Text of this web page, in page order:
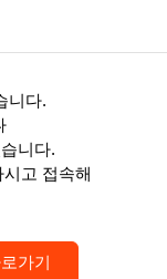
니다.
니다.
고 접속해
가기